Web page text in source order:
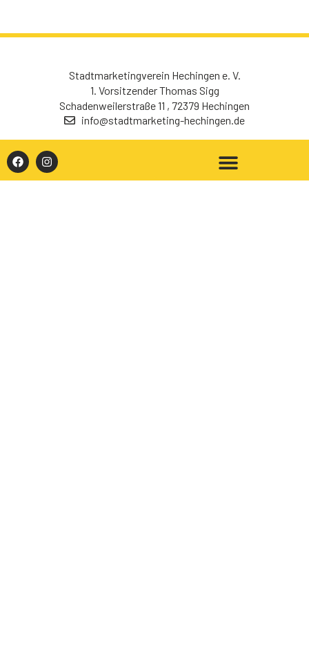
Stadtmarketingverein Hechingen e. V.
1. Vorsitzender Thomas Sigg
Schadenweilerstraße 11 , 72379 Hechingen
info@stadtmarketing-hechingen.de